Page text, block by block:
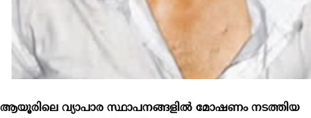
പ്രതി തൃശ്ശൂരിൽ പിടിയിലായി
ആയൂരിലെ വ്യാപാര സ്ഥാപനങ്ങളിൽ മോഷണം നടത്തിയ പ്രതി
തൃശ്ശൂരിൽ പിടിയിലായി. ഇന്നലെ തൃശൂർ വലപ്പാട്...